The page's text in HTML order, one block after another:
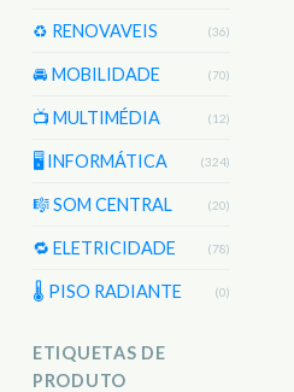
♻️ RENOVAVEIS (36)
🚘 MOBILIDADE (70)
📺 MULTIMÉDIA (12)
🖥️ INFORMÁTICA (324)
🎼 SOM CENTRAL (20)
🔁 ELETRICIDADE (78)
🌡 PISO RADIANTE (0)
ETIQUETAS DE
PRODUTO